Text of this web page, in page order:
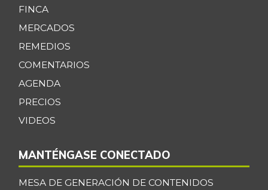
FINCA
MERCADOS
REMEDIOS
COMENTARIOS
AGENDA
PRECIOS
VIDEOS
MANTÉNGASE CONECTADO
MESA DE GENERACIÓN DE CONTENIDOS